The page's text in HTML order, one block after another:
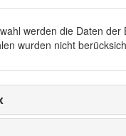
werden die Daten
wurden nicht